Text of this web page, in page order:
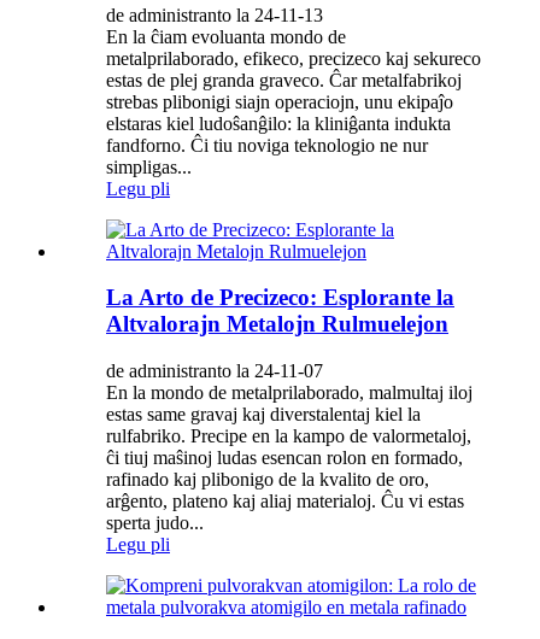
de administranto la 24-11-13
En la ĉiam evoluanta mondo de
metalprilaborado, efikeco, precizeco kaj sekureco
estas de plej granda graveco. Ĉar metalfabrikoj
strebas plibonigi siajn operaciojn, unu ekipaĵo
elstaras kiel ludoŝanĝilo: la kliniĝanta indukta
fandforno. Ĉi tiu noviga teknologio ne nur
simpligas...
Legu pli
La Arto de Precizeco: Esplorante la
Altvalorajn Metalojn Rulmuelejon
de administranto la 24-11-07
En la mondo de metalprilaborado, malmultaj iloj
estas same gravaj kaj diverstalentaj kiel la
rulfabriko. Precipe en la kampo de valormetaloj,
ĉi tiuj maŝinoj ludas esencan rolon en formado,
rafinado kaj plibonigo de la kvalito de oro,
arĝento, plateno kaj aliaj materialoj. Ĉu vi estas
sperta judo...
Legu pli